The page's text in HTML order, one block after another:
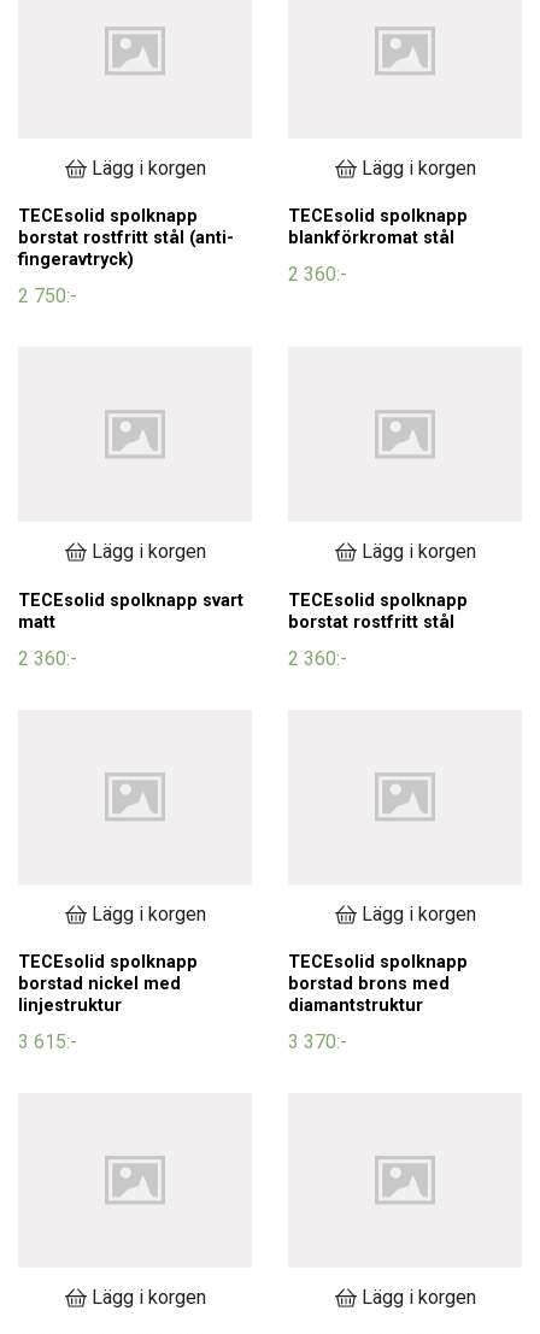
Lägg i korgen
TECEsolid spolknapp
borstat rostfritt stål (anti-
fingeravtryck)
2 750:-
Lägg i korgen
TECEsolid spolknapp
blankförkromat stål
2 360:-
Lägg i korgen
TECEsolid spolknapp svart
matt
2 360:-
Lägg i korgen
TECEsolid spolknapp
borstat rostfritt stål
2 360:-
Lägg i korgen
TECEsolid spolknapp
borstad nickel med
linjestruktur
3 615:-
Lägg i korgen
TECEsolid spolknapp
borstad brons med
diamantstruktur
3 370:-
Lägg i korgen Lägg i korgen